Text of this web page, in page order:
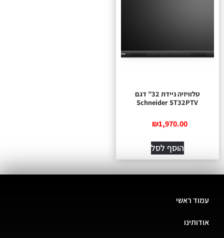
טלוויזיה ניידת 32” דגם
Schneider ST32PTV
₪1,970.00
הוסף לסל
עמוד ראשי
אודותינו